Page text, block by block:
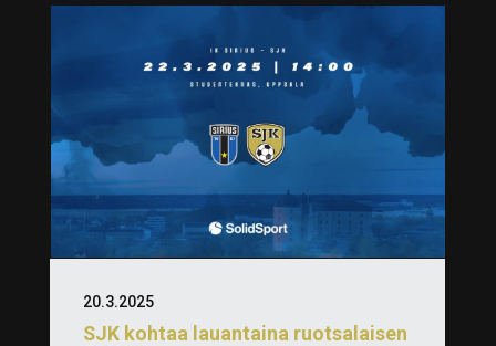
SJK kohtaa lauantaina ruotsalaisen
20.3.2025